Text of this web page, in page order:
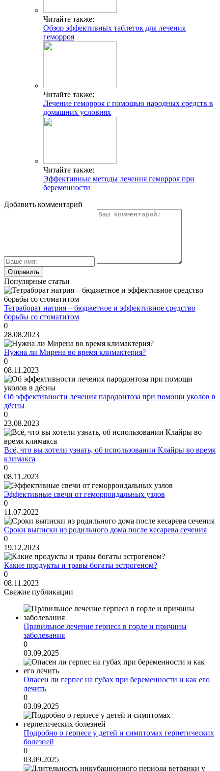
Читайте также:
Обзор эффективных таблеток для лечения
геморроя
Читайте также:
Лечение геморроя с помощью народных средств в
домашних условиях
Читайте также:
Эффективные методы лечения геморроя при
беременности
Добавить комментарий
Популярные статьи
Тетраборат натрия – бюджетное и эффективное средство
борьбы со стоматитом
0
28.08.2023
Нужна ли Мирена во время климактерия?
0
08.11.2023
Об эффективности лечения пародонтоза при помощи уколов в
дёсны
0
23.08.2023
Всё, что вы хотели узнать, об использовании Клайры во время
климакса
0
08.11.2023
Эффективные свечи от геморроидальных узлов
0
11.07.2022
Сроки выписки из родильного дома после кесарева сечения
0
19.12.2023
Какие продукты и травы богаты эстрогеном?
0
08.11.2023
Свежие публикации
Правильное лечение герпеса в горле и причины
заболевания
0
03.09.2025
Опасен ли герпес на губах при беременности и как его
лечить
0
03.09.2025
Подробно о герпесе у детей и симптомах герпетических
болезней
0
03.09.2025